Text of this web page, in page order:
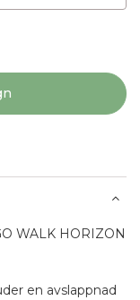
WALK HORIZON
en avslappnad